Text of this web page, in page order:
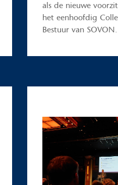
als de nieuwe
het eenhoofdig
Bestuur van SOVON.